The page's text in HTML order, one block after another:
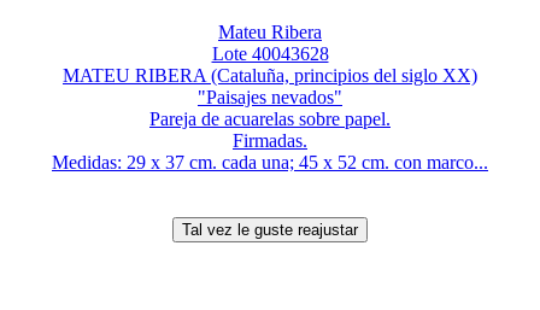
Mateu Ribera
Lote 40043628
MATEU RIBERA (Cataluña, principios del siglo XX)
"Paisajes nevados"
Pareja de acuarelas sobre papel.
Firmadas.
Medidas: 29 x 37 cm. cada una; 45 x 52 cm. con marco...